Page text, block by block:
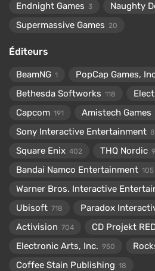
Endnight Games 3 Naughty
Supermassive Games 20
Éditeurs
BeamNG 1 PopCap Games,
Bethesda Softworks 118
Capcom 191 Amistech Games
Sony Interactive Entertainment
Square Enix 402 THQ Nordic
Bandai Namco Entertainment 105
Warner Bros. Interactive
Ubisoft 718 Paradox
Activision 704 CD Projekt
Electronic Arts, Inc. 950
Coffee Stain Publishing 18